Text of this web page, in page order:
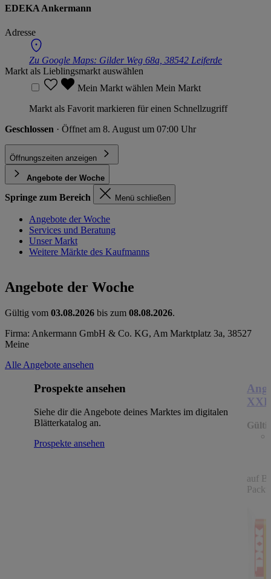
EDEKA Ankermann
Adresse
Zu Google Maps: Gilder Weg 68a, 38542 Leiferde
Markt als Lieblingsmarkt auswählen
Mein Markt wählen Mein Markt
Markt als Favorit markieren für einen Schnellzugriff
Geschlossen · Öffnet am 8. August um 07:00 Uhr
Öffnungszeiten anzeigen
Angebote der Woche
Springe zum Bereich Menü schließen
Angebote der Woche
Services und Beratung
Unser Markt
Weitere Märkte des Kaufmanns
Angebote der Woche
Gültig vom 03.08.2026 bis zum 08.08.2026.
Firma: Ankermann GmbH & Co. KG, Am Marktplatz 3a, 38527
Meine
Alle Angebote ansehen
Prospekte ansehen
Siehe dir die Angebote deines Marktes im digitalen
Blätterkatalog an.
Prospekte ansehen
XXL
auf